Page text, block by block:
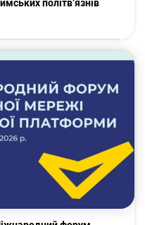
політв’язнів